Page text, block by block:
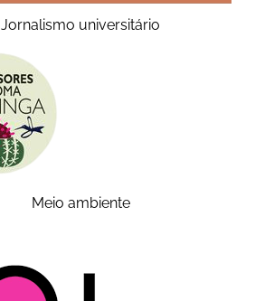
Jornalismo universitário
Meio ambiente